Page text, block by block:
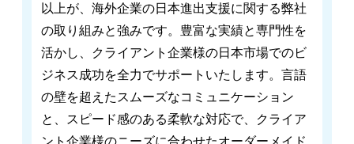
以上が、海外企業の日本進出支援に関する弊社
の取り組みと強みです。豊富な実績と専門性を
活かし、クライアント企業様の日本市場でのビ
ジネス成功を全力でサポートいたします。言語
の壁を超えたスムーズなコミュニケーション
と、スピード感のある柔軟な対応で、クライア
ント企業様のニーズに合わせたオーダーメイド